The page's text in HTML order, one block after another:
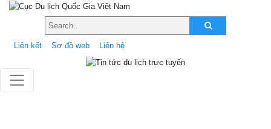
Liên kết Sơ đồ web Liên hệ